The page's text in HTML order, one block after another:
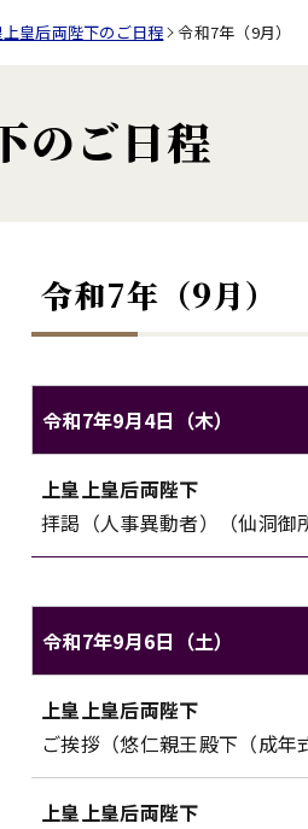
皇后両陛下のご日程 令和7年（9月）
のご日程
令和7年（9月）
令和7年9月4日（木）
対象 内容
上皇上皇后両陛下
拝謁（人事異動者）（仙洞御
令和7年9月6日（土）
対象 内容
上皇上皇后両陛下
ご挨拶（悠仁親王殿下（成年
上皇上皇后両陛下